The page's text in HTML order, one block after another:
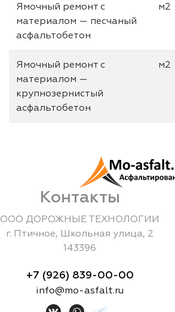
Ямочный ремонт с
материалом — песчаный
асфальтобетон
м2
Ямочный ремонт с
материалом —
крупнозернистый
асфальтобетон
м2
Контакты
ООО ДОРОЖНЫЕ ТЕХНОЛОГИИ
г.
Птичное, Школьная улица, 2
143396
+7 (926) 839-00-00
info@mo-asfalt.ru